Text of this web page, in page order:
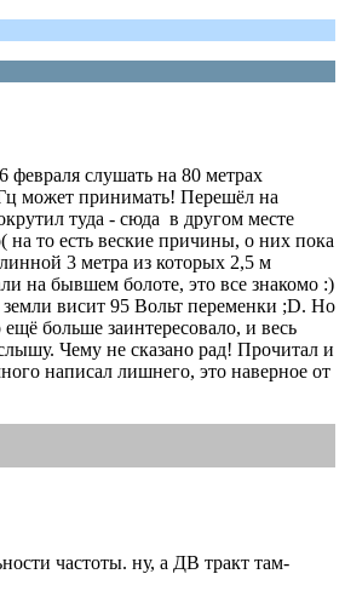
слушать на 80 метрах
может принимать! Перешёл на
туда - сюда в другом месте
то есть веские причины, о них пока
3 метра из которых 2,5 м
на бывшем болоте, это все знакомо :)
висит 95 Вольт переменки ;D. Но
больше заинтересовало, и весь
Чему не сказано рад! Прочитал и
написал лишнего, это наверное от
частоты. ну, а ДВ тракт там-